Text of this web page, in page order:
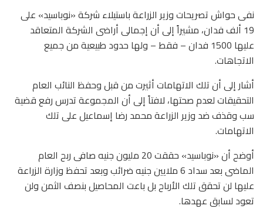
نفى حواش تصريحات وزير الزراعة باستيلاء شركة «نوباسيد» على
19 ألف فدان، مشيراً إلى أن إجمالى أراضى الشركة المتعاقد
عليها 1500 فدان – فقط – ولها حدود طبيعية من جميع
الاتجاهات.
أشار إلى أن تلك الاتهامات أثيرت من قبل وحفظ النائب العام
التحقيقات لعدم صحتها، لافتاً إلى أن المجموعة تدرس رفع قضية
سب وقذف ضد وزير الزراعة محمد رضا إسماعيل على تلك
الاتهامات.
أوضح أن «نوباسيد» حققت 20 مليون جنيه صافى ربح العام
الماضى بعد سداد 6 ملايين جنيه ضرائب وبعد تحفظ وزارة الزراعة
عليها لن تحقق تلك الأرباح بل باعت المحاصيل بنصف الثمن ولن
تعود لسابق عهدها.